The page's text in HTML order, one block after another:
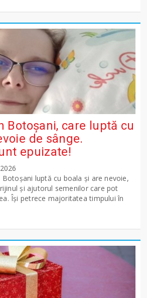
Botoșani, care luptă cu
de sânge.
epuizate!
luptă cu boala și are nevoie,
și ajutorul semenilor care pot
Își petrece majoritatea timpului în